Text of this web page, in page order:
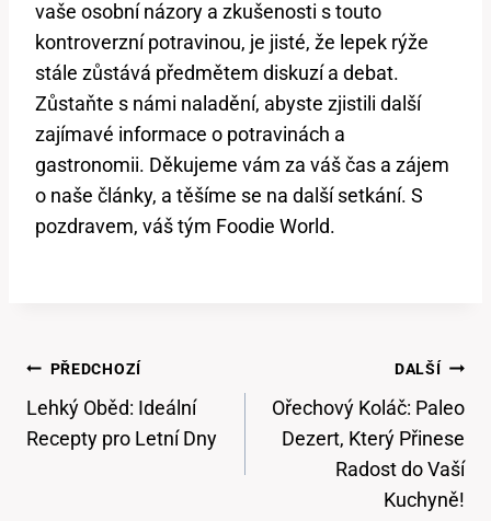
vaše osobní názory a zkušenosti s touto
kontroverzní potravinou, je jisté, že lepek rýže
stále zůstává předmětem diskuzí a debat.
Zůstaňte s námi naladění, abyste zjistili další
zajímavé informace o potravinách a
gastronomii. Děkujeme vám za váš čas a zájem
o naše články, a těšíme se na další setkání. S
pozdravem, váš tým Foodie World.
Navigace
Pro
Příspěvek
PŘEDCHOZÍ
Lehký Oběd: Ideální
Recepty pro Letní Dny
DALŠÍ
Ořechový Koláč: Paleo
Dezert, Který Přinese
Radost do Vaší
Kuchyně!